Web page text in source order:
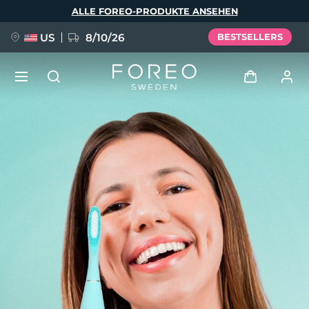
ALLE FOREO-PRODUKTE ANSEHEN
US 8/10/26 BESTSELLERS
Benutzerkonto
Meine Geräte
Meine Bestellungen
Meine Adressen
Meine Abonnements
FAQ™ Pure Beauty-Tech Elixir
BREAKING NEWS
issa™ Teeth Whitening Set
Deutsch
Español
Français
Italiano
Português
Svenska
Русский
简体中文 繁體中文